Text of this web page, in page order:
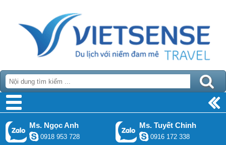
Ms. Ngọc Anh
0918 953 728
Ms. Tuyết Chinh
0916 172 338